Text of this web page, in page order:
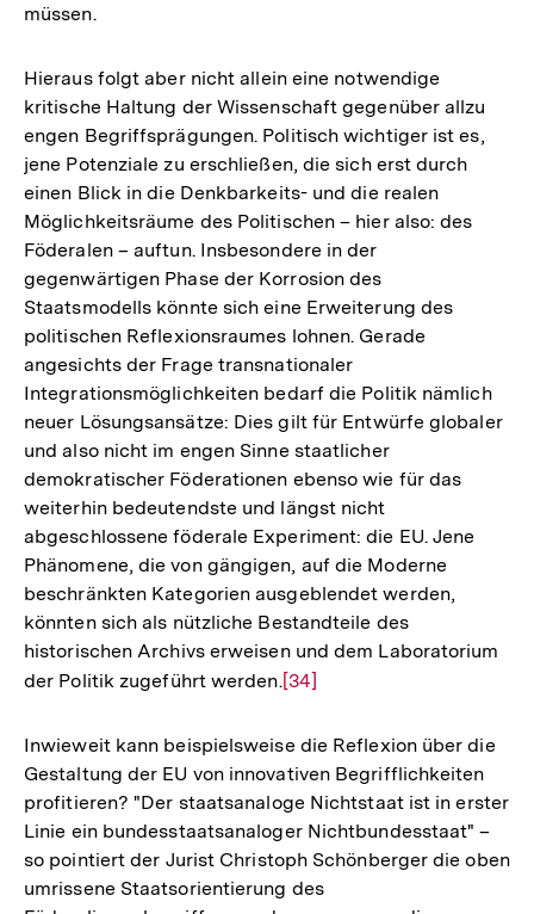
müssen.
Hieraus folgt aber nicht allein eine notwendige
kritische Haltung der Wissenschaft gegenüber allzu
engen Begriffsprägungen. Politisch wichtiger ist es,
jene Potenziale zu erschließen, die sich erst durch
einen Blick in die Denkbarkeits- und die realen
Möglichkeitsräume des Politischen – hier also: des
Föderalen – auftun. Insbesondere in der
gegenwärtigen Phase der Korrosion des
Staatsmodells könnte sich eine Erweiterung des
politischen Reflexionsraumes lohnen. Gerade
angesichts der Frage transnationaler
Integrationsmöglichkeiten bedarf die Politik nämlich
neuer Lösungsansätze: Dies gilt für Entwürfe globaler
und also nicht im engen Sinne staatlicher
demokratischer Föderationen ebenso wie für das
weiterhin bedeutendste und längst nicht
abgeschlossene föderale Experiment: die EU. Jene
Phänomene, die von gängigen, auf die Moderne
beschränkten Kategorien ausgeblendet werden,
könnten sich als nützliche Bestandteile des
historischen Archivs erweisen und dem Laboratorium
der Politik zugeführt werden.Zur
der
Fußnote
[34]
Inwieweit kann beispielsweise die Reflexion über die
Gestaltung der EU von innovativen Begrifflichkeiten
profitieren? "Der staatsanaloge Nichtstaat ist in erster
Linie ein bundesstaatsanaloger Nichtbundesstaat" –
so pointiert der Jurist Christoph Schönberger die oben
umrissene Staatsorientierung des